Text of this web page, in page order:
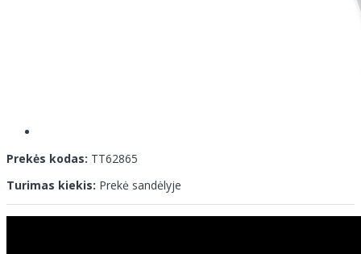
Prekės kodas: TT62865
Turimas kiekis: Prekė sandėlyje